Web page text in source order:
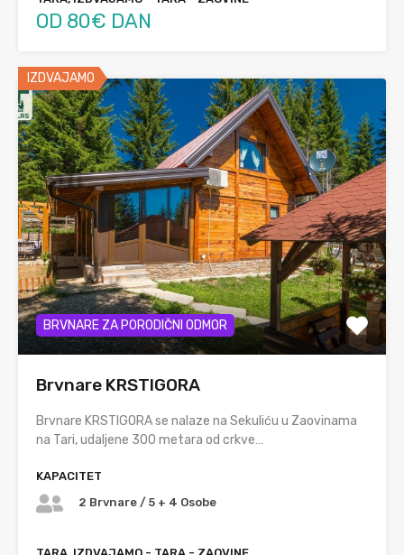
OD 80€ DAN
IZDVAJAMO
BRVNARE ZA PORODIČNI ODMOR
Brvnare KRSTIGORA
Brvnare KRSTIGORA se nalaze na Sekuliću u Zaovinama
na Tari, udaljene 300 metara od crkve…
KAPACITET
2 Brvnare / 5 + 4 Osobe